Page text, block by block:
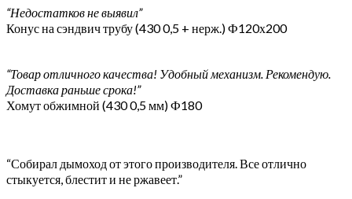
“Недостатков не выявил”
Конус на сэндвич трубу (430 0,5 + нерж.) Ф120х200
“Товар отличного качества! Удобный механизм. Рекомендую.
Доставка раньше срока!”
Хомут обжимной (430 0,5 мм) Ф180
“Собирал дымоход от этого производителя. Все отлично
стыкуется, блестит и не ржавеет.”